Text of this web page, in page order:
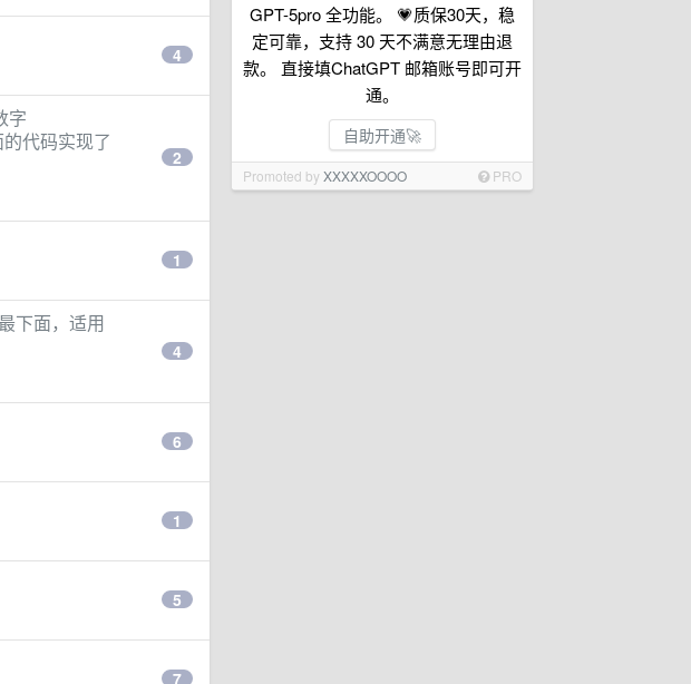
GPT-5pro 全功能。 💗质保30天，稳
定可靠，支持 30 天不满意无理由退
款。 直接填ChatGPT 邮箱账号即可开
通。
自助开通🚀
Promoted byXXXXXOOOO PRO
4
字
代码实现了
2
1
下面，适用
4
6
1
5
7